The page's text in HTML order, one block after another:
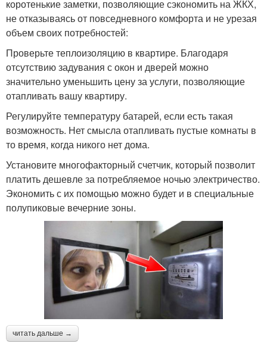
коротенькие заметки, позволяющие сэкономить на ЖКХ,
не отказываясь от повседневного комфорта и не урезая
объем своих потребностей:
Проверьте теплоизоляцию в квартире. Благодаря
отсутствию задувания с окон и дверей можно
значительно уменьшить цену за услуги, позволяющие
отапливать вашу квартиру.
Регулируйте температуру батарей, если есть такая
возможность. Нет смысла отапливать пустые комнаты в
то время, когда никого нет дома.
Установите многофакторный счетчик, который позволит
платить дешевле за потребляемое ночью электричество.
Экономить с их помощью можно будет и в специальные
полупиковые вечерние зоны.
читать дальше →